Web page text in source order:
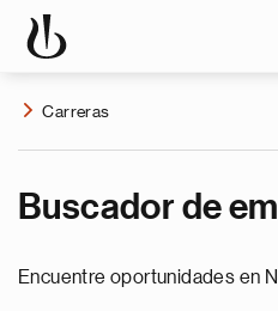
Carreras
Buscador de
Encuentre oportunidades en